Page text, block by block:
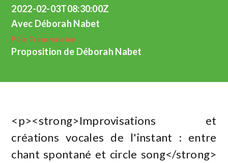
2022-02-03T08:30:00Z
Avec Déborah Nabet
Pôle Transmission
Proposition de Déborah Nabet
<p><strong>Improvisations et
créations vocales de l'instant : entre
chant spontané et circle song</strong>